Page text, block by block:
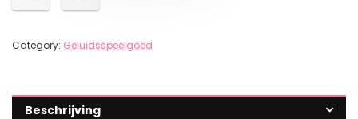
Category: Geluidsspeelgoed
Beschrijving